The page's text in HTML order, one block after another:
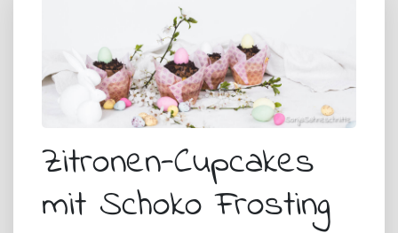
Zitronen-Cupcakes
mit Schoko Frosting